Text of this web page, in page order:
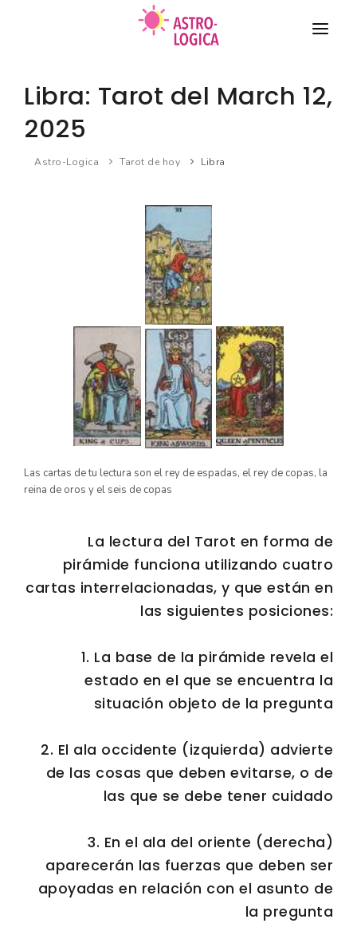
COMPATIBILIDAD DE PAREJA
Libra: Tarot del March 12,
2025
Astro-Logica Tarot de hoy Libra
Las cartas de tu lectura son el rey de espadas, el rey de copas, la
reina de oros y el seis de copas
La lectura del Tarot en forma de
pirámide funciona utilizando cuatro
cartas interrelacionadas, y que están en
las siguientes posiciones:
1. La base de la pirámide revela el
estado en el que se encuentra la
situación objeto de la pregunta
2. El ala occidente (izquierda) advierte
de las cosas que deben evitarse, o de
las que se debe tener cuidado
3. En el ala del oriente (derecha)
aparecerán las fuerzas que deben ser
apoyadas en relación con el asunto de
la pregunta